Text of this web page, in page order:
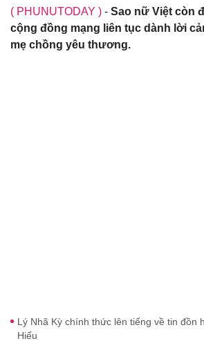
( PHUNUTODAY ) - Sao nữ Việt còn
cộng đồng mạng liên tục dành lời
mẹ chồng yêu thương.
Lý Nhã Kỳ chính thức lên tiếng về tin đồn
Hiếu